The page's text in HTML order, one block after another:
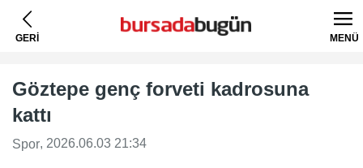
GERİ MENÜ
Göztepe genç forveti kadrosuna
kattı
Spor, 2026.06.03 21:34